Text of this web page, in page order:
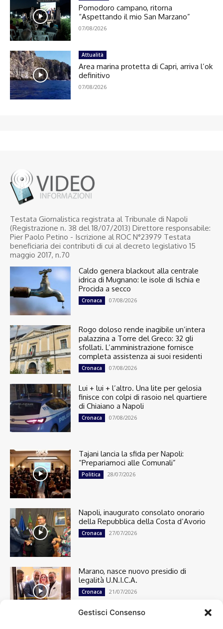
Gestisci Consenso
Pomodoro campano, ritorna
“Aspettando il mio San Marzano”
07/08/2026
Attualità
Area marina protetta di Capri, arriva l’ok
definitivo
07/08/2026
Testata Giornalistica registrata al Tribunale di Napoli
(Registrazione n. 38 del 18/07/2013) Direttore responsabile:
Pier Paolo Petino - Iscrizione al ROC N°23979 Testata
beneficiaria dei contributi di cui al decreto legislativo 15
maggio 2017, n.70
Caldo genera blackout alla centrale
idrica di Mugnano: le isole di Ischia e
Procida a secco
Cronaca 07/08/2026
Rogo doloso rende inagibile un’intera
palazzina a Torre del Greco: 32 gli
sfollati. L’amministrazione fornisce
completa assistenza ai suoi residenti
Cronaca 07/08/2026
Lui + lui + l’altro. Una lite per gelosia
finisce con colpi di rasoio nel quartiere
di Chiaiano a Napoli
Cronaca 07/08/2026
Tajani lancia la sfida per Napoli:
“Prepariamoci alle Comunali”
Politica 28/07/2026
Napoli, inaugurato consolato onorario
della Repubblica della Costa d’Avorio
Cronaca 27/07/2026
Marano, nasce nuovo presidio di
legalità U.N.I.C.A.
Cronaca 21/07/2026